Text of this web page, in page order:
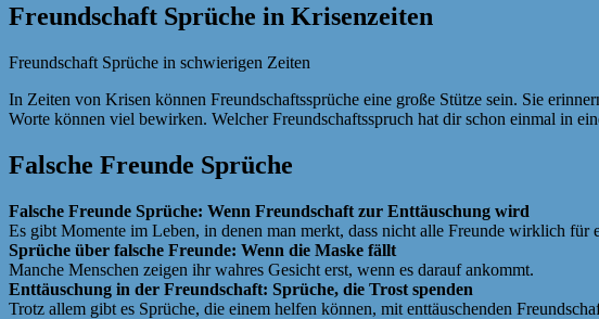
Freundschaft Sprüche in Krisenzeiten
Freundschaft Sprüche in schwierigen Zeiten
In Zeiten von Krisen können Freundschaftssprüche eine große Stütze sein. Sie
Worte können viel bewirken. Welcher Freundschaftsspruch hat dir schon einmal in
Falsche Freunde Sprüche
Falsche Freunde Sprüche: Wenn Freundschaft zur Enttäuschung wird
Es gibt Momente im Leben, in denen man merkt, dass nicht alle Freunde wirklich für
Sprüche über falsche Freunde: Wenn die Maske fällt
Manche Menschen zeigen ihr wahres Gesicht erst, wenn es darauf ankommt.
Enttäuschung in der Freundschaft: ​​Sprüche, die Trost spenden
Trotz allem gibt es Sprüche, die einem helfen können, mit enttäuschenden